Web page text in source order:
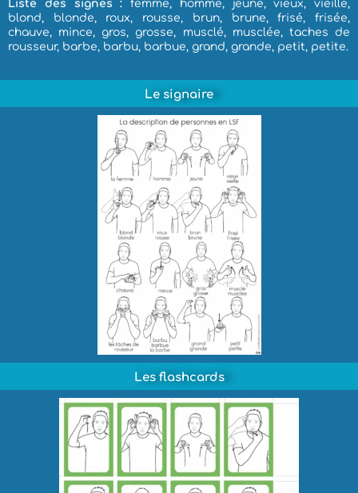
Liste des signes : femme, homme, jeune, vieux, vieille,
blond, blonde, roux, rousse, brun, brune, frisé, frisée,
chauve, mince, gros, grosse, musclé, musclée, taches de
rousseur, barbe, barbu, barbue, grand, grande, petit, petite.
Le signaire
Les flashcards